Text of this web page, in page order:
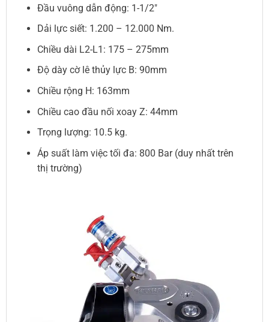
Đầu vuông dẫn động: 1-1/2″
Dải lực siết: 1.200 – 12.000 Nm.
Chiều dài L2-L1: 175 – 275mm
Độ dày cờ lê thủy lực B: 90mm
Chiều rộng H: 163mm
Chiều cao đầu nối xoay Z: 44mm
Trọng lượng: 10.5 kg.
Áp suất làm việc tối đa: 800 Bar (duy nhất trên
thị trường)